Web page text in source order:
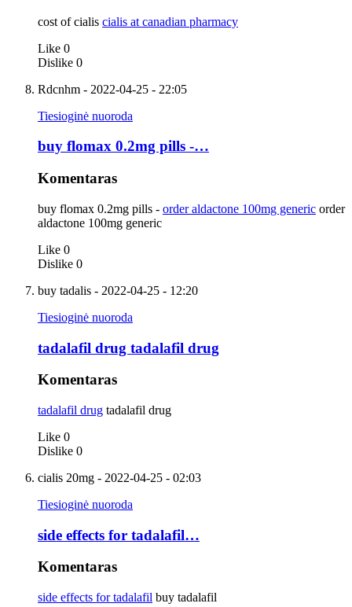
cost of cialis cialis at canadian pharmacy
Like 0
Dislike 0
Rdcnhm - 2022-04-25 - 22:05
Tiesioginė nuoroda
buy flomax 0.2mg pills -…
Komentaras
buy flomax 0.2mg pills - order aldactone 100mg generic order
aldactone 100mg generic
Like 0
Dislike 0
buy tadalis - 2022-04-25 - 12:20
Tiesioginė nuoroda
tadalafil drug tadalafil drug
Komentaras
tadalafil drug tadalafil drug
Like 0
Dislike 0
cialis 20mg - 2022-04-25 - 02:03
Tiesioginė nuoroda
side effects for tadalafil…
Komentaras
side effects for tadalafil buy tadalafil